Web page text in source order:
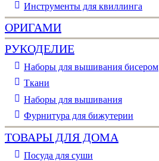
Инструменты для квиллинга
ОРИГАМИ
РУКОДЕЛИЕ
Наборы для вышивания бисером
Ткани
Наборы для вышивания
Фурнитура для бижутерии
ТОВАРЫ ДЛЯ ДОМА
Посуда для суши